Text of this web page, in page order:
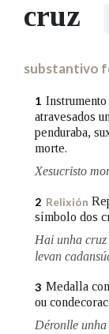
Facebook
TwitterYoutube
BUSCAR NOS
Remata por
Contén
BUSCAR NO
cruz
substantivo
1
atravesados
penduraba,
morte.
Xesucristo
2 Relixión
símbolo dos
Hai unha
levan
3 Medalla
ou
Déronlle